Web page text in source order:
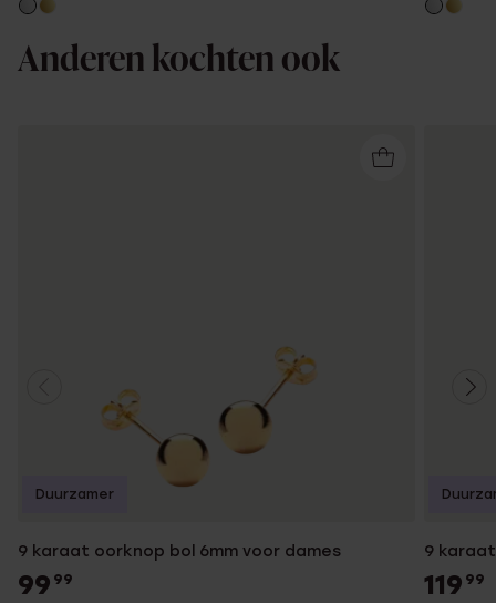
Anderen kochten ook
9 karaat oorknop bol 6mm voor dames
99 99
Duurzamer
9
119 99